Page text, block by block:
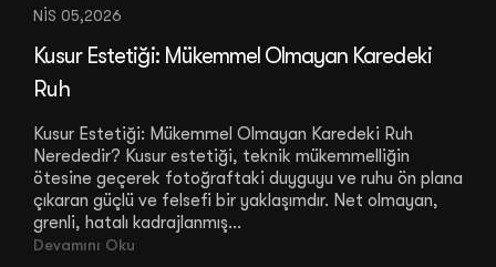
NIS 05,2026
Kusur Estetiği: Mükemmel Olmayan Karedeki
Ruh
Kusur Estetiği: Mükemmel Olmayan Karedeki Ruh
Nerededir? Kusur estetiği, teknik mükemmelliğin
ötesine geçerek fotoğraftaki duyguyu ve ruhu ön plana
çıkaran güçlü ve felsefi bir yaklaşımdır. Net olmayan,
grenli, hatalı kadrajlanmış...
Devamını Oku